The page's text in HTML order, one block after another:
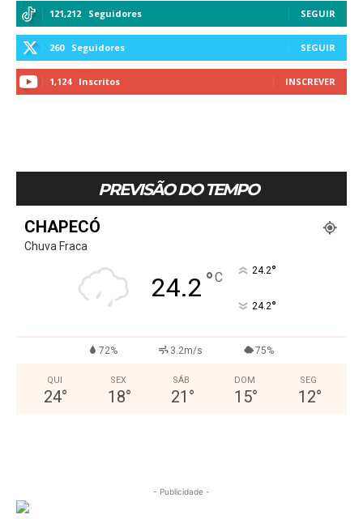
121,212 Seguidores SEGUIR
260 Seguidores SEGUIR
1,124 Inscritos INSCREVER
PREVISÃO DO TEMPO
CHAPECÓ
Chuva Fraca
24.2 °C 24.2°
24.2°
72% 3.2m/s 75%
QUI
24°
SEX
18°
SÁB
21 °
DOM
15°
SEG
12°
- Publicidade -